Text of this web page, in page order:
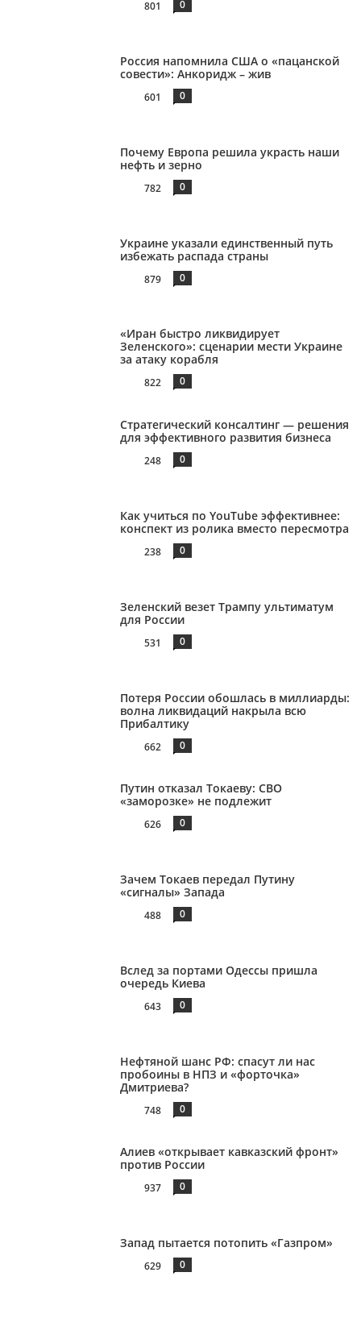
801 0
Россия напомнила США о «пацанской
совести»: Анкоридж – жив
601 0
Почему Европа решила украсть наши
нефть и зерно
782 0
Украине указали единственный путь
избежать распада страны
879 0
«Иран быстро ликвидирует
Зеленского»: сценарии мести Украине
за атаку корабля
822 0
Стратегический консалтинг — решения
для эффективного развития бизнеса
248 0
Как учиться по YouTube эффективнее:
конспект из ролика вместо пересмотра
238 0
Зеленский везет Трампу ультиматум
для России
531 0
Потеря России обошлась в миллиарды:
волна ликвидаций накрыла всю
Прибалтику
662 0
Путин отказал Токаеву: СВО
«заморозке» не подлежит
626 0
Зачем Токаев передал Путину
«сигналы» Запада
488 0
Вслед за портами Одессы пришла
очередь Киева
643 0
Нефтяной шанс РФ: спасут ли нас
пробоины в НПЗ и «форточка»
Дмитриева?
748 0
Алиев «открывает кавказский фронт»
против России
937 0
Запад пытается потопить «Газпром»
629 0